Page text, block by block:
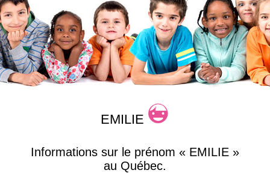
EMILIE
Informations sur le prénom « EMILIE »
au Québec.